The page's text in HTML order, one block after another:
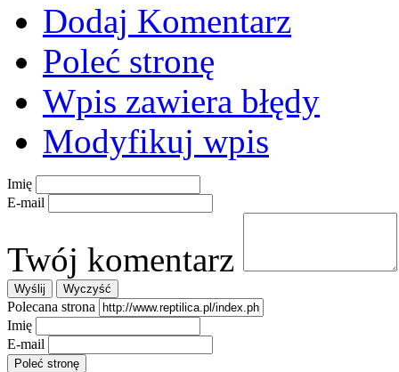
Dodaj Komentarz
Poleć stronę
Wpis zawiera błędy
Modyfikuj wpis
Imię
E-mail
Twój komentarz
Polecana strona
Imię
E-mail